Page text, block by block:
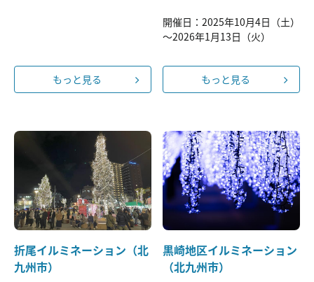
もっと見る
開催日：2025年10月4日（土）
～2026年1月13日（火）
もっと見る
折尾イルミネーション（北
九州市）
黒崎地区イルミネーション
（北九州市）